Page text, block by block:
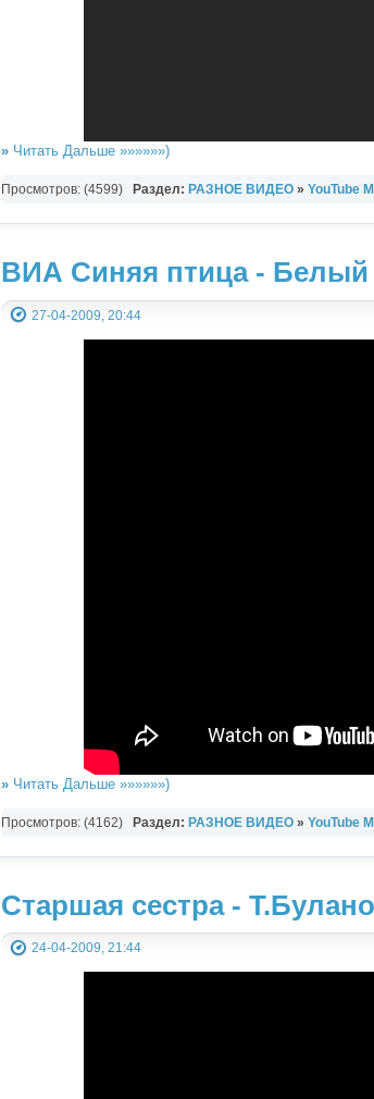
»Читать Дальше »»»»»»)
Просмотров: (4599) Раздел: РАЗНОЕ ВИДЕО» YouTube
ВИА Синяя птица - Белый
27-04-2009, 20:44
»Читать Дальше »»»»»»)
Просмотров: (4162) Раздел: РАЗНОЕ ВИДЕО» YouTube
Старшая сестра -
24-04-2009, 21:44